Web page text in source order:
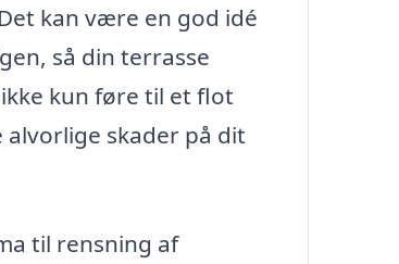
kan være en god idé
så din terrasse
kun føre til et flot
skader på dit
til rensning af